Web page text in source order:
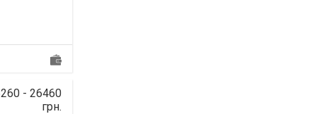
- 26460
грн.